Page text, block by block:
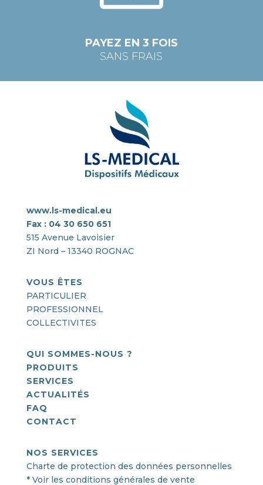
PAYEZ EN 3 FOIS
SANS FRAIS
www.ls-medical.eu
Fax : 04 30 650 651
515 Avenue Lavoisier
ZI Nord – 13340 ROGNAC
VOUS ÊTES
PARTICULIER
PROFESSIONNEL
COLLECTIVITES
QUI SOMMES-NOUS ?
PRODUITS
SERVICES
ACTUALITÉS
FAQ
CONTACT
NOS SERVICES
Charte de protection des données personnelles
* Voir les conditions générales de vente